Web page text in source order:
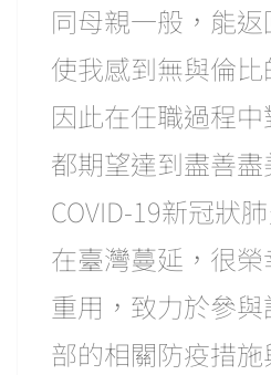
同母親一般，能
使我感到無與倫比
因此在任職過程
都期望達到盡善
COVID-19新冠狀
在臺灣蔓延，很
重用，致力於參
部的相關防疫措